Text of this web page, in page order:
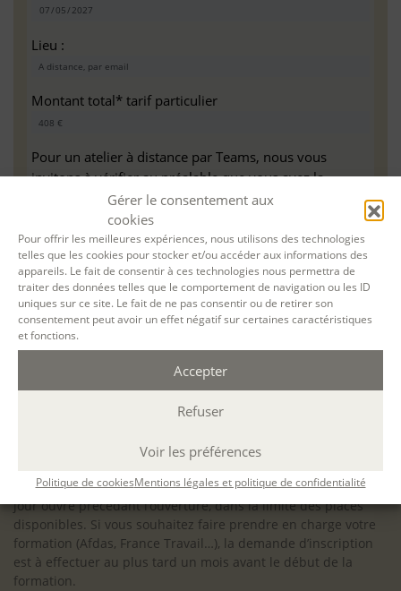
Gérer le consentement aux
cookies
Pour offrir les meilleures expériences, nous utilisons des technologies
telles que les cookies pour stocker et/ou accéder aux informations des
appareils. Le fait de consentir à ces technologies nous permettra de
traiter des données telles que le comportement de navigation ou les ID
uniques sur ce site. Le fait de ne pas consentir ou de retirer son
consentement peut avoir un effet négatif sur certaines caractéristiques
et fonctions.
Accepter
Refuser
Voir les préférences
Politique de cookiesMentions légales et politique de confidentialité
Lieu :
Montant total* tarif particulier
Pour un atelier à distance par Teams, nous vous
invitons à vérifier au préalable que vous avez la
configuration minimale requise pour pouvoir travailler
dans les meilleures conditions : Configuration
matérielle requise pourMicrosoft Teams | Microsoft
Learn
Accessibilité : ALEPH-ÉCRITURE est sensible à l’inclusion des
personnes en situation de handicap. Si vous avez besoin
d’un aménagement spécifique de programme, n’hésitez pas
à nous contacter en amont de votre inscription afin
supports, accessibilité de nos salles).
inscriptions à nos activités sont ouvertes jusqu’au dernier
jour ouvré précédant l’ouverture, dans la limite des places
disponibles. Si vous souhaitez faire prendre en charge votre
formation (Afdas, France Travail…), la demande d’inscription
est à effectuer au plus tard un mois avant le début de la
formation.